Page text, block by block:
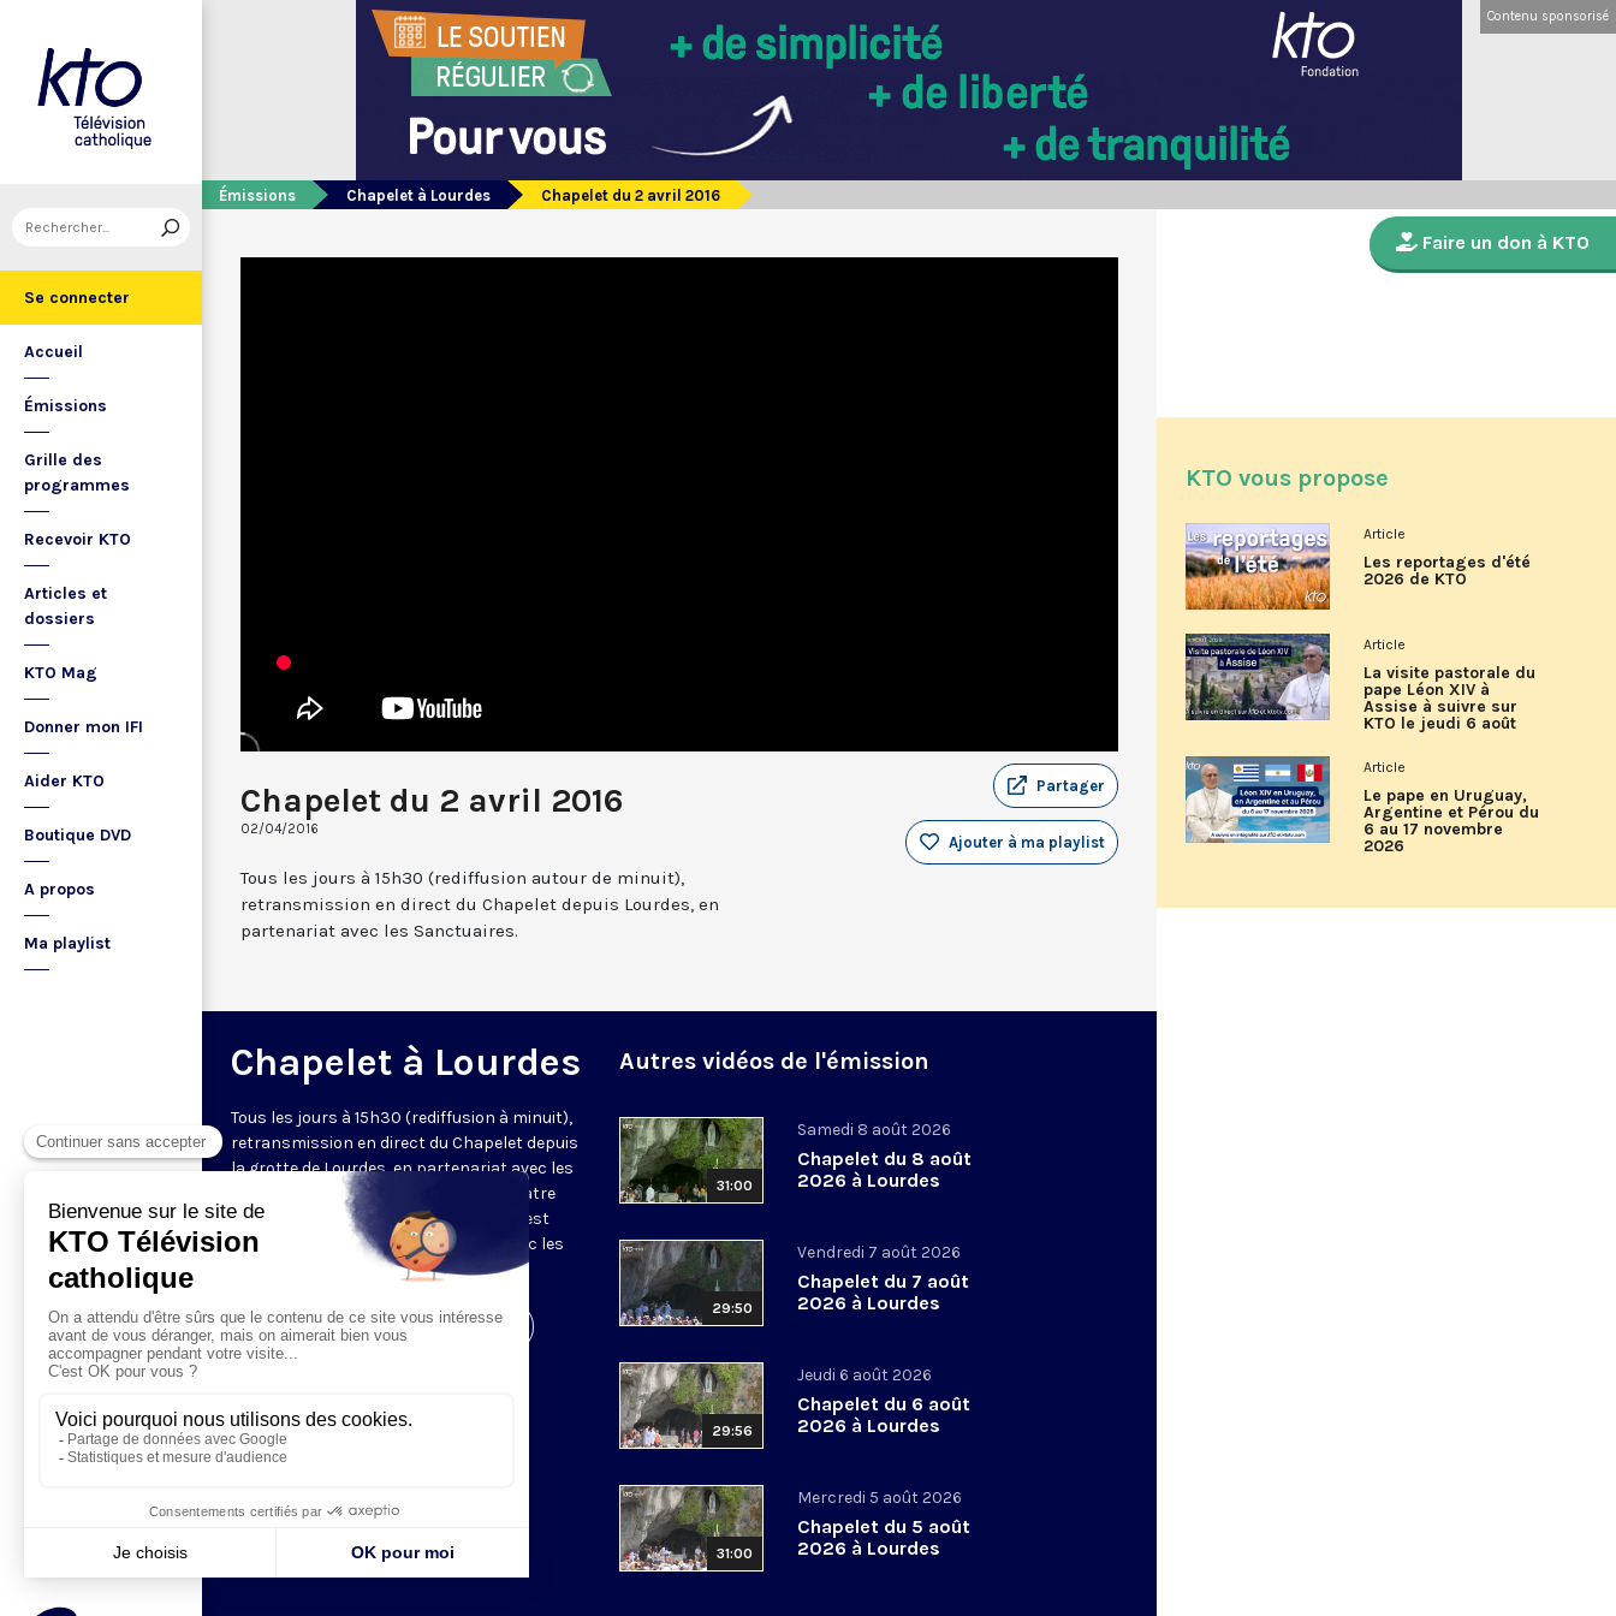
Se connecter
Accueil
Émissions
Grille des
programmes
Recevoir KTO
Articles et
dossiers
KTO Mag
Donner mon IFI
Aider KTO
Boutique DVD
A propos
Ma playlist
Contenu sponsorisé
Émissions Chapelet à Lourdes Chapelet du 2 avril 2016
Chapelet du 2 avril 2016
02/04/2016
Partager
Ajouter à ma playlist
Tous les jours à 15h30 (rediffusion autour de minuit),
retransmission en direct du Chapelet depuis Lourdes, en
partenariat avec les Sanctuaires.
Chapelet à Lourdes
Tous les jours à 15h30 (rediffusion à minuit),
retransmission en direct du Chapelet depuis
la grotte de Lourdes, en partenariat avec les
Sanctuaires. Chaque jour, l'une des quatre
méditations des mystères du Rosaire est
proposée en communion de prière avec les
Visiter la page de l'émission
Autres vidéos de l'émission
31:00
Samedi 8 août 2026
Chapelet du 8 août
2026 à Lourdes
29:50
Vendredi 7 août 2026
Chapelet du 7 août
2026 à Lourdes
29:56
Jeudi 6 août 2026
Chapelet du 6 août
2026 à Lourdes
31:00
Mercredi 5 août 2026
Chapelet du 5 août
2026 à Lourdes
Faire un don à KTO
KTO vous propose
Article
Les reportages d'été
2026 de KTO
Article
La visite pastorale du
pape Léon XIV à
Assise à suivre sur
KTO le jeudi 6 août
Article
Le pape en Uruguay,
Argentine et Pérou du
6 au 17 novembre
2026